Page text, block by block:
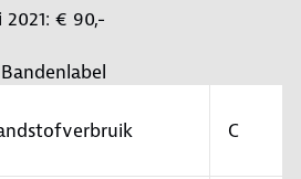
€ 90,-
Bandenlabel
C